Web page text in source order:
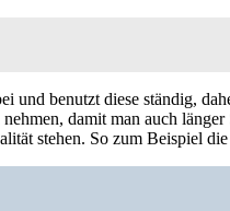
und benutzt diese ständig,
damit man auch länger
stehen. So zum Beispiel